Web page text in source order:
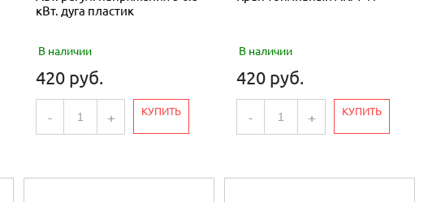
кВт. дуга пластик
В наличии
420 руб.
- + КУПИТЬ
В наличии
420 руб.
- + КУПИТЬ